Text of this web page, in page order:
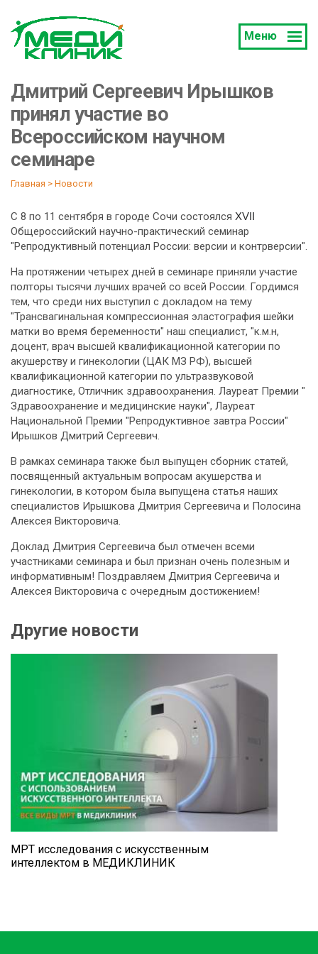
Меню
Дмитрий Сергеевич Ирышков
принял участие во
Всероссийском научном
семинаре
Главная > Новости
С 8 по 11 сентября в городе Сочи состоялся
Общероссийский научно-практический семинар
"Репродуктивный потенциал России: версии и контрверсии".
На протяжении четырех дней в семинаре приняли участие
полторы тысячи лучших врачей со всей России. Гордимся
тем, что среди них выступил с докладом на тему
"Трансвагинальная компрессионная эластография шейки
матки во время беременности" наш специалист, "к.м.н,
доцент, врач высшей квалификационной категории по
акушерству и гинекологии (ЦАК МЗ РФ), высшей
квалификационной категории по ультразвуковой
диагностике, Отличник здравоохранения. Лауреат Премии "
Здравоохранение и медицинские науки", Лауреат
Национальной Премии "Репродуктивное завтра России"
Ирышков Дмитрий Сергеевич.
В рамках семинара также был выпущен сборник статей,
посвященный актуальным вопросам акушерства и
гинекологии, в котором была выпущена статья наших
специалистов Ирышкова Дмитрия Сергеевича и Полосина
Алексея Викторовича.
Доклад Дмитрия Сергеевича был отмечен всеми
участниками семинара и был признан очень полезным и
информативным! Поздравляем Дмитрия Сергеевича и
Алексея Викторовича с очередным достижением!
Другие новости
МРТ исследования с искусственным
интеллектом в МЕДИКЛИНИК